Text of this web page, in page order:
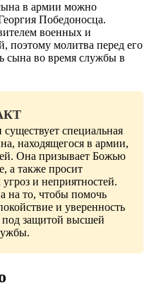
в армии можно
Победоносца.
военных и
поэтому молитва перед его
сына во время службы в
специальная
находящегося в армии,
Она призывает Божью
а также просит
и неприятностей.
на то, чтобы помочь
и уверенность
под защитой высшей